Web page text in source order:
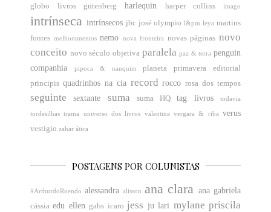
globo livros
gutenberg harlequin harper collins imago
intrínseca intrínsecos jbc josé olympio l&pm leya martins
fontes melhoramentos nemo nova fronteira novas páginas novo
conceito novo século objetiva paralela paz & terra penguin
companhia
pipoca & nanquim planeta
primavera editorial
principis quadrinhos na cia record rocco rosa dos tempos
seguinte sextante suma suma HQ tag livros todavia
tordesilhas trama universo dos livros valentina vergara & riba verus
vestígio zahar ática
POSTAGENS POR COLUNISTAS
#ArthurdoRoendo alessandra alisson ana clara ana gabriela
cássia edu ellen gabs icaro jess ju lari mylane priscila